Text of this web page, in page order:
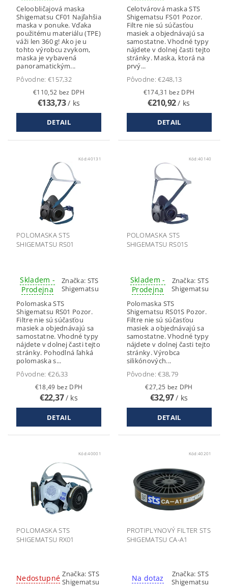
Celoobličajová maska
Shigematsu CF01 Najľahšia
maska v ponuke. Vďaka
použitému materiálu (TPE)
váži len 360 g! Ako je u
tohto výrobcu zvykom,
maska je vybavená
panoramatickým...
Pôvodne: €157,32
€110,52 bez DPH
€133,73/ ks
DETAIL
Celotvárová maska STS
Shigematsu FS01 Pozor.
Filtre nie sú súčasťou
masiek a objednávajú sa
samostatne. Vhodné typy
nájdete v dolnej časti tejto
stránky. Maska, ktorá na
prvý...
Pôvodne:€248,13
€174,31 bez DPH
€210,92/ ks
DETAIL
Kód:40131
POLOMASKA STS
SHIGEMATSU RS01
Skladem -
Prodejna
Značka: STS
Shigematsu
Polomaska STS
Shigematsu RS01 Pozor.
Filtre nie sú súčasťou
masiek a objednávajú sa
samostatne. Vhodné typy
nájdete v dolnej časti tejto
stránky. Pohodlná ľahká
polomaska s...
Pôvodne: €26,33
€18,49 bez DPH
€22,37/ ks
DETAIL
Kód: 40140
POLOMASKA STS
SHIGEMATSU RS01S
Skladem -
Prodejna
Značka:STS
Shigematsu
Polomaska STS
Shigematsu RS01S Pozor.
Filtre nie sú súčasťou
masiek a objednávajú sa
samostatne. Vhodné typy
nájdete v dolnej časti tejto
stránky. Výrobca
silikónových...
Pôvodne:€38,79
€27,25 bez DPH
€32,97/ ks
DETAIL
Kód:40001
POLOMASKA STS
SHIGEMATSU RX01
Nedostupné Značka: STS
Shigematsu
Kód: 40201
PROTIPLYNOVÝ FILTER STS
SHIGEMATSU CA-A1
Na dotaz Značka:STS
Shigematsu